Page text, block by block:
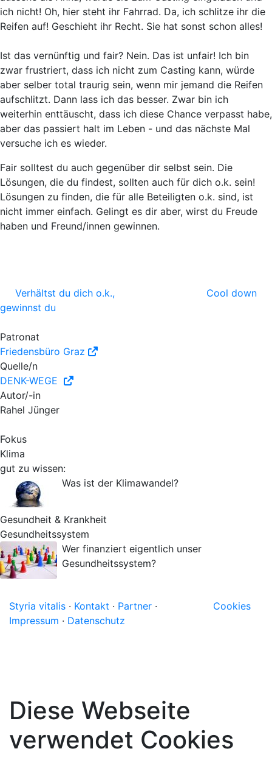
ich nicht! Oh, hier steht ihr Fahrrad. Da, ich schlitze ihr die
Reifen auf! Geschieht ihr Recht. Sie hat sonst schon alles!
Ist das vernünftig und fair? Nein. Das ist unfair! Ich bin
zwar frustriert, dass ich nicht zum Casting kann, würde
aber selber total traurig sein, wenn mir jemand die Reifen
aufschlitzt. Dann lass ich das besser. Zwar bin ich
weiterhin enttäuscht, dass ich diese Chance verpasst habe,
aber das passiert halt im Leben - und das nächste Mal
versuche ich es wieder.
Fair solltest du auch gegenüber dir selbst sein. Die
Lösungen, die du findest, sollten auch für dich o.k. sein!
Lösungen zu finden, die für alle Beteiligten o.k. sind, ist
nicht immer einfach. Gelingt es dir aber, wirst du Freude
haben und Freund/innen gewinnen.
Verhältst du dich o.k.,
gewinnst du
Cool down
Patronat
Friedensbüro Graz
Quelle/n
DENK-WEGE
Autor/-in
Rahel Jünger
Fokus
Klima
gut zu wissen:
Was ist der Klimawandel?
Gesundheit & Krankheit
Gesundheitssystem
Wer finanziert eigentlich unser
Gesundheitssystem?
Styria vitalis · Kontakt · Partner ·
Impressum · Datenschutz
Cookies
Diese Webseite
verwendet Cookies